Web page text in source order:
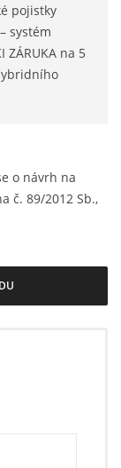
pojistky
systém
na 5
o návrh na
č. 89/2012 Sb.,